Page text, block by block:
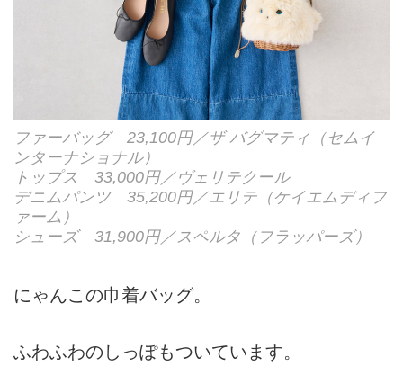
ファーバッグ 23,100円／ザ バグマティ（セムイ
ンターナショナル）
トップス 33,000円／ヴェリテクール
デニムパンツ 35,200円／エリテ（ケイエムディフ
ァーム）
シューズ 31,900円／スペルタ（フラッパーズ）
にゃんこの巾着バッグ。
ふわふわのしっぽもついています。